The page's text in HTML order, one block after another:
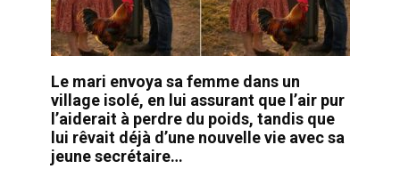
Le mari envoya sa femme dans un
village isolé, en lui assurant que l’air pur
l’aiderait à perdre du poids, tandis que
lui rêvait déjà d’une nouvelle vie avec sa
jeune secrétaire…